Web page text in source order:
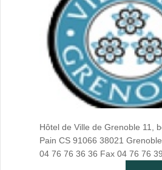
Hôtel de Ville de Grenoble 11,
Pain CS 91066 38021
04 76 76 36 36 Fax 04 76 76